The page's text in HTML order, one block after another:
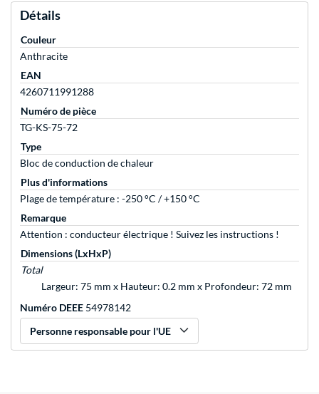
Détails
Couleur
Anthracite
EAN
4260711991288
Numéro de pièce
TG-KS-75-72
Type
Bloc de conduction de chaleur
Plus d'informations
Plage de température : -250 °C / +150 °C
Remarque
Attention : conducteur électrique ! Suivez les instructions !
Dimensions (LxHxP)
Total
Largeur: 75 mm x Hauteur: 0.2 mm x Profondeur: 72 mm
Numéro DEEE 54978142
Personne responsable pour l'UE